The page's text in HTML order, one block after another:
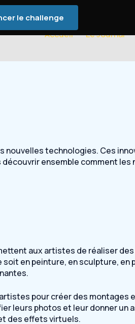
Accueil Le Journal
technologies. Ces
ensemble comment
aux artistes de réaliser
en peinture, en sculpture, en
pour créer des montages
leurs photos et leur donner un
des effets virtuels.
le challenge